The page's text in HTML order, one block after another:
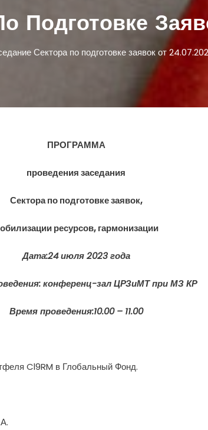
Подготовке
Сектора по подготовке заявок от
ПРОГРАММА
проведения заседания
Сектора по подготовке заявок,
ресурсов, гармонизации
Дата:24 июля 2023 года
конференц-зал ЦРЗиМТ при МЗ КР
Время проведения:10.00 – 11.00
Cl9RM в Глобальный Фонд.